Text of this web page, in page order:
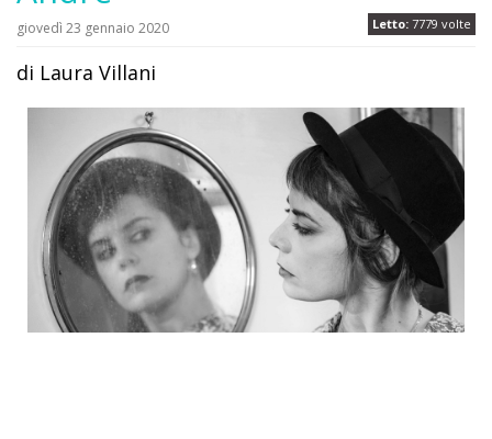
Letto: 7779 volte
giovedì 23 gennaio 2020
di Laura Villani